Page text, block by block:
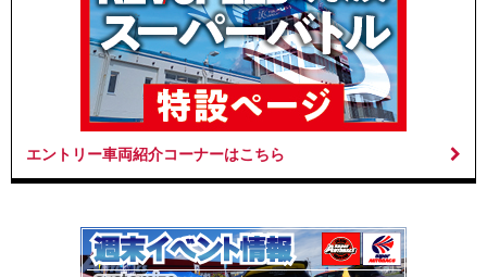
エントリー車両紹介コーナーはこちら